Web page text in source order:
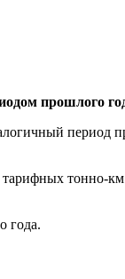
прошлого
тонно-
года.